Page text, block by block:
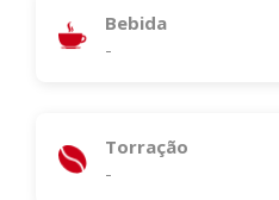
Bebida
-
Torração
-